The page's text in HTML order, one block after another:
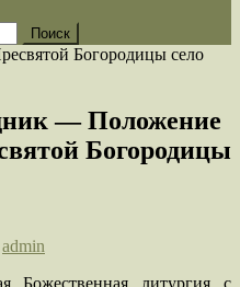
— Положение
Богородицы
admin
Божественная литургия с